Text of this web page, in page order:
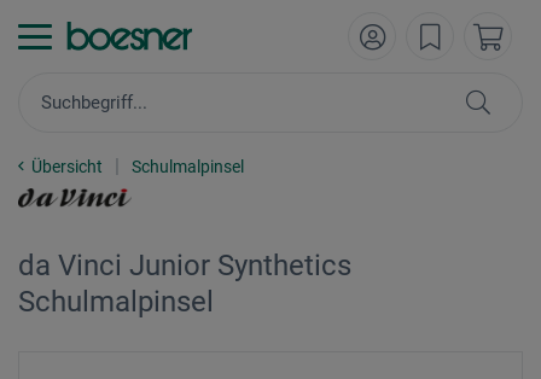
Übersicht Schulmalpinsel
da Vinci Junior Synthetics
Schulmalpinsel